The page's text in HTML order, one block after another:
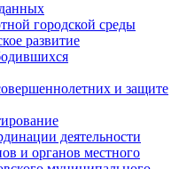
городской среды
развитие
и защите
деятельности
и органов местного